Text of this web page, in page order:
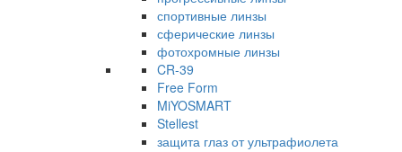
спортивные линзы
сферические линзы
фотохромные линзы
CR-39
Free Form
MiYOSMART
Stellest
защита глаз от ультрафиолета